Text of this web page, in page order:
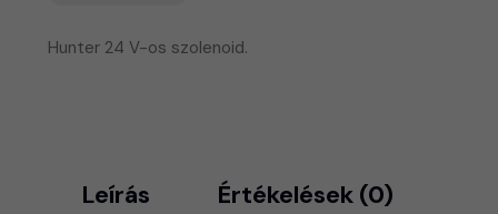
Hunter 24 V-os szolenoid.
Leírás Értékelések (0)